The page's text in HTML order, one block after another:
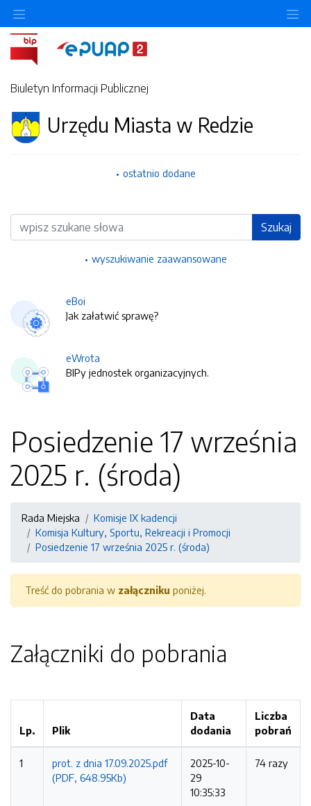
Biuletyn Informacji Publicznej
Urzędu Miasta w Redzie
ostatnio dodane
Wyszukiwarka Szukaj
wyszukiwanie zaawansowane
eBoi
Jak załatwić sprawę?
eWrota
BIPy jednostek organizacyjnych.
Posiedzenie 17 września
2025 r. (środa)
Rada Miejska
Komisje IX kadencji
Komisja Kultury, Sportu, Rekreacji i Promocji
Posiedzenie 17 września 2025 r. (środa)
Treść do pobrania w załączniku poniżej.
Załączniki do pobrania
Lp. Plik
Data
dodania
Liczba
pobrań
1
prot. z dnia 17.09.2025.pdf
(PDF, 648.95Kb)
2025-10-
29
10:35:33
74 razy